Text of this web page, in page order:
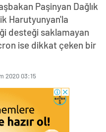
Paşinyan Dağlık
Harutyunyan'la
desteği saklamayan
ise dikkat çeken bir
2020 03:15